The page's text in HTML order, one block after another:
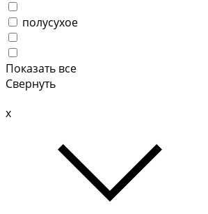
полусухое
Показать все
Свернуть
x